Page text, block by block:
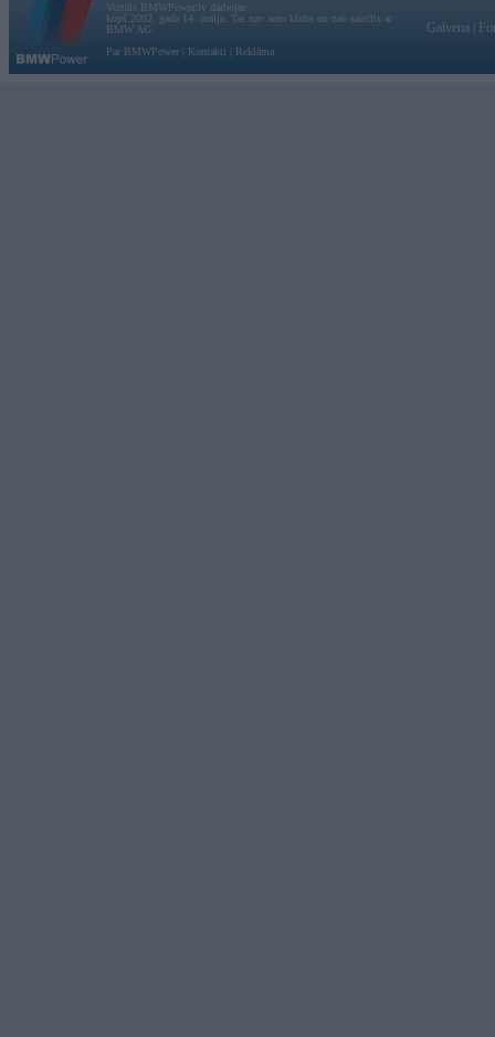
Vortāls BMWPower.lv darbojas
kopš 2002. gada 14. maija. Tas nav auto klubs un nav saistīts ar
BMW AG.
Par BMWPower
Kontakti Reklāma
Galvena